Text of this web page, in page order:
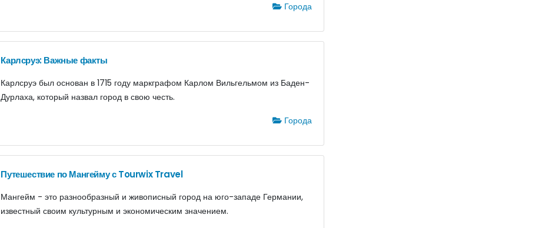
Города
Карлсруэ: Важные факты
Карлсруэ был основан в 1715 году маркграфом Карлом Вильгельмом из Баден-
Дурлаха, который назвал город в свою честь.
Города
Путешествие по Мангейму с Tourwix Travel
Мангейм - это разнообразный и живописный город на юго-западе Германии,
известный своим культурным и экономическим значением.